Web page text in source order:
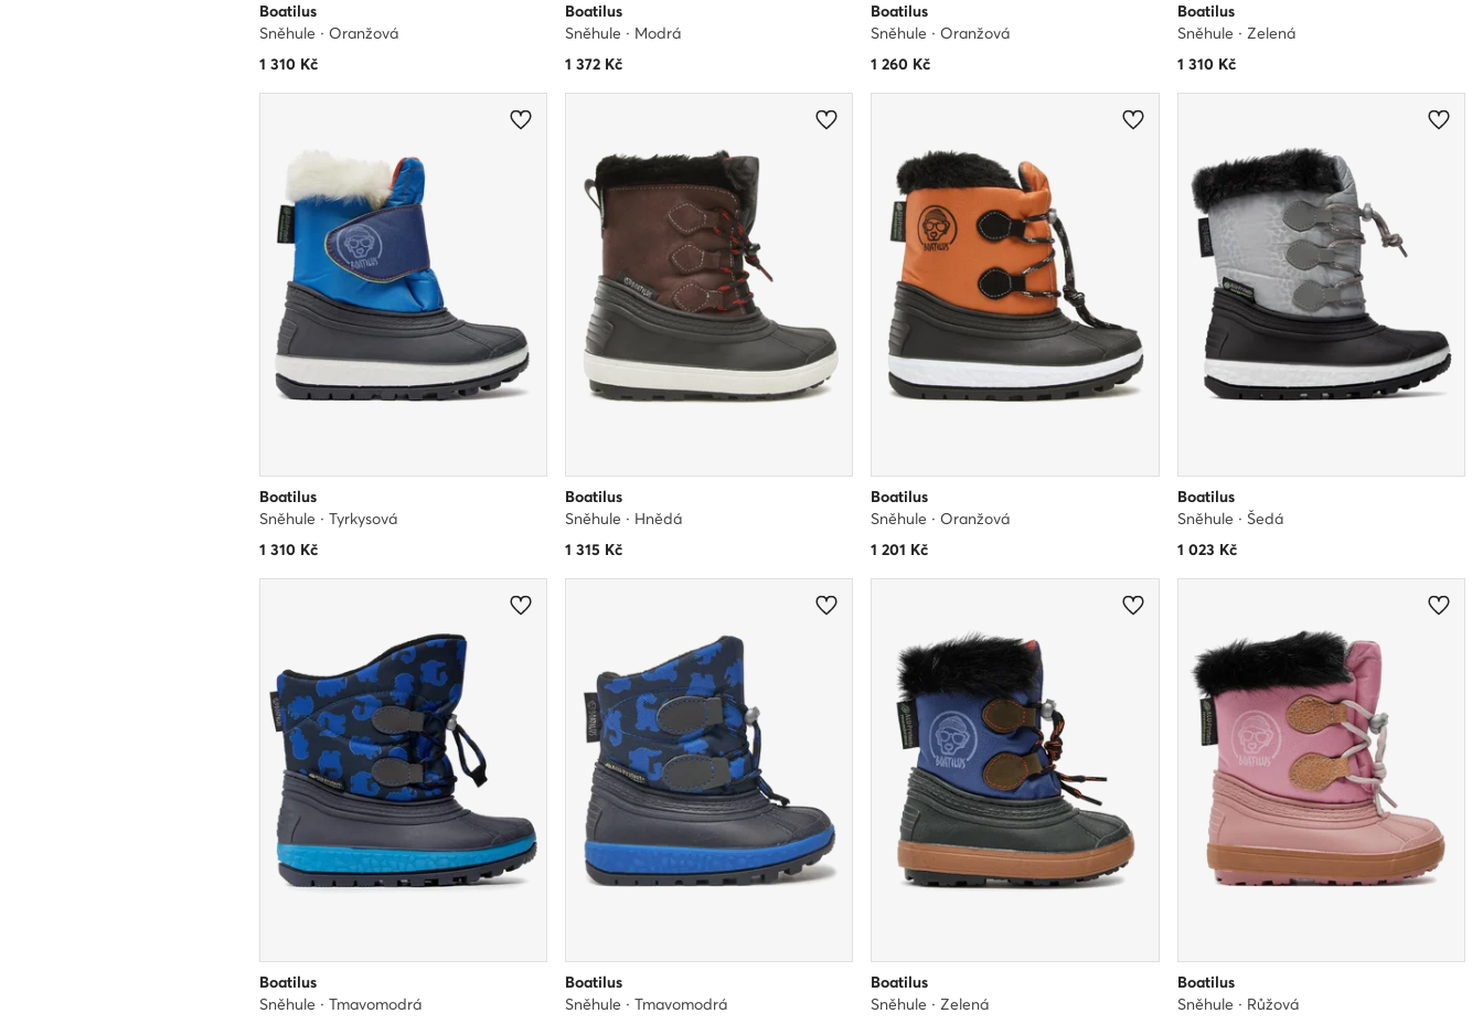
Boatilus
Sněhule · Oranžová
1 310Kč
Boatilus
Sněhule · Modrá
1 372Kč
Boatilus
Sněhule · Oranžová
1 260 Kč
Boatilus
Sněhule · Zelená
1 310Kč
Boatilus
Sněhule · Tyrkysová
1 310Kč
Boatilus
Sněhule · Hnědá
1 315 Kč
Boatilus
Sněhule · Oranžová
1 201 Kč
Boatilus
Sněhule · Šedá
1 023 Kč
Boatilus
Sněhule · Tmavomodrá
Boatilus
Sněhule · Tmavomodrá
Boatilus
Sněhule · Zelená
Boatilus
Sněhule · Růžová